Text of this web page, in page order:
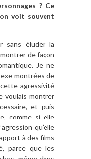
? Ce
voit souvent
sans éluder la
de façon
Je ne
montrées de
agressivité
voulais montrer
et puis
comme si elle
qu’elle
à des films
parce que les